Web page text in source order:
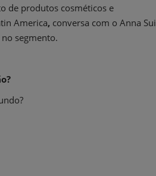
de produtos cosméticos e
America, conversa com o Anna Sui
segmento.